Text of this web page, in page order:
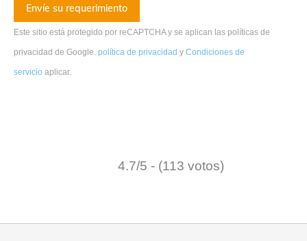
Este sitio está protegido por reCAPTCHA y se aplican las políticas de
privacidad de Google. política de privacidad y Condiciones de
servicio aplicar.
4.7/5 - (113 votos)